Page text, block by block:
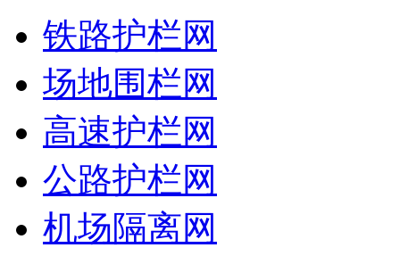
铁路护栏网
场地围栏网
高速护栏网
公路护栏网
机场隔离网